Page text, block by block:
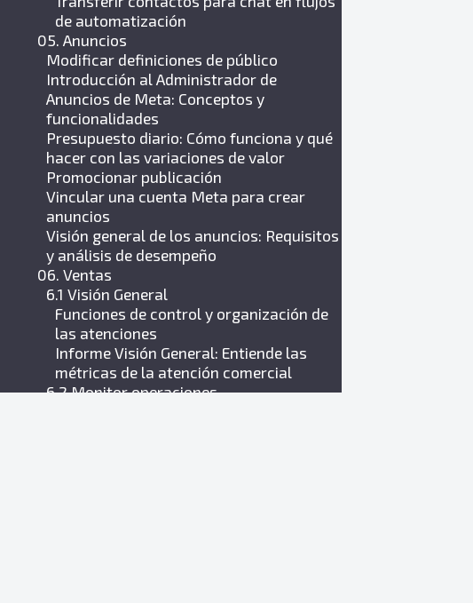
de automatización
05. Anuncios
Modificar definiciones de público
Introducción al Administrador de
Anuncios de Meta: Conceptos y
funcionalidades
Presupuesto diario: Cómo funciona y qué
hacer con las variaciones de valor
Promocionar publicación
Vincular una cuenta Meta para crear
anuncios
Visión general de los anuncios: Requisitos
y análisis de desempeño
06. Ventas
6.1 Visión General
Funciones de control y organización de
las atenciones
Informe Visión General: Entiende las
métricas de la atención comercial
6.2 Monitor operaciones